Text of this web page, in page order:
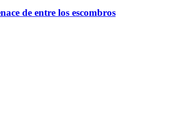
de entre los escombros